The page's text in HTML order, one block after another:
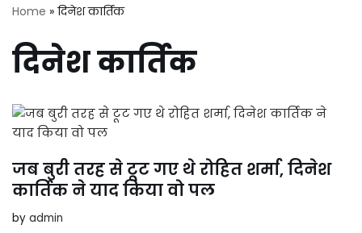
Home » दिनेश कार्तिक
दिनेश कार्तिक
जब बुरी तरह से टूट गए थे रोहित शर्मा, दिनेश
कार्तिक ने याद किया वो पल
by admin